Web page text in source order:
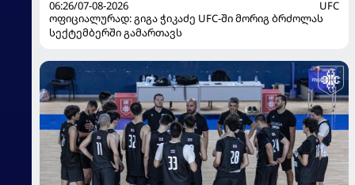
06:26/07-08-2026
UFC
ოფიციალურად: გიგა ჭიკაძე UFC-ში მორიგ ბრძოლას
სექტემბერში გამართავს